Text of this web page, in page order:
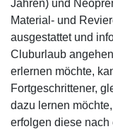
Jahren) und
Material- und
ausgestattet und
Cluburlaub
erlernen möchte,
Fortgeschrittener,
dazu lernen
erfolgen diese